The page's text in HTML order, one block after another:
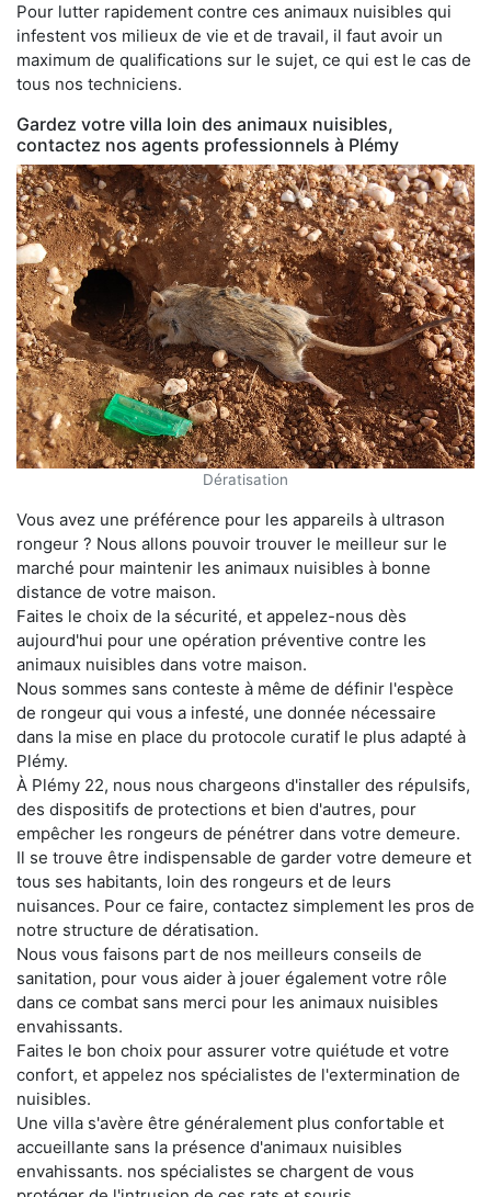
Pour lutter rapidement contre ces animaux nuisibles qui
infestent vos milieux de vie et de travail, il faut avoir un
maximum de qualifications sur le sujet, ce qui est le cas de
tous nos techniciens.
Gardez votre villa loin des animaux nuisibles,
contactez nos agents professionnels à Plémy
Dératisation
Vous avez une préférence pour les appareils à ultrason
rongeur ? Nous allons pouvoir trouver le meilleur sur le
marché pour maintenir les animaux nuisibles à bonne
distance de votre maison.
Faites le choix de la sécurité, et appelez-nous dès
aujourd'hui pour une opération préventive contre les
animaux nuisibles dans votre maison.
Nous sommes sans conteste à même de définir l'espèce
de rongeur qui vous a infesté, une donnée nécessaire
dans la mise en place du protocole curatif le plus adapté à
Plémy.
À Plémy 22, nous nous chargeons d'installer des répulsifs,
des dispositifs de protections et bien d'autres, pour
empêcher les rongeurs de pénétrer dans votre demeure.
Il se trouve être indispensable de garder votre demeure et
tous ses habitants, loin des rongeurs et de leurs
nuisances. Pour ce faire, contactez simplement les pros de
notre structure de dératisation.
Nous vous faisons part de nos meilleurs conseils de
sanitation, pour vous aider à jouer également votre rôle
dans ce combat sans merci pour les animaux nuisibles
envahissants.
Faites le bon choix pour assurer votre quiétude et votre
confort, et appelez nos spécialistes de l'extermination de
nuisibles.
Une villa s'avère être généralement plus confortable et
accueillante sans la présence d'animaux nuisibles
envahissants. nos spécialistes se chargent de vous